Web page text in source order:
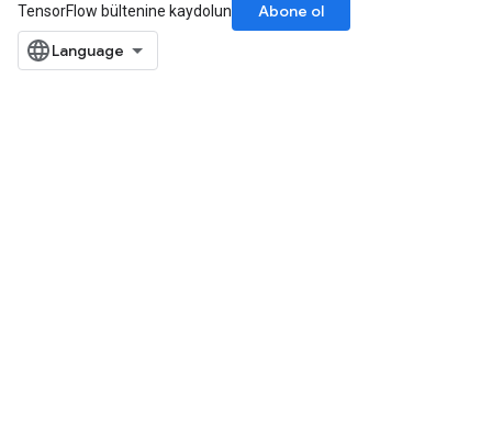
TensorFlow bültenine kaydolun
Abone ol